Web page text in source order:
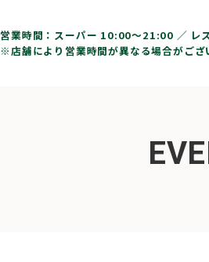
営業時間： スーパー 10:00〜21:00 ／ レ
※店舗により営業時間が異なる場合がござ